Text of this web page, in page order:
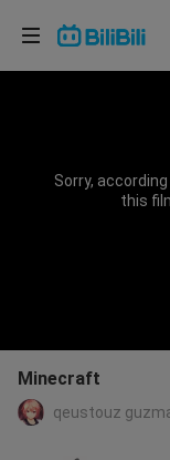
Sorry,
this
Minecraft
qeustouz
เลือกภาษา